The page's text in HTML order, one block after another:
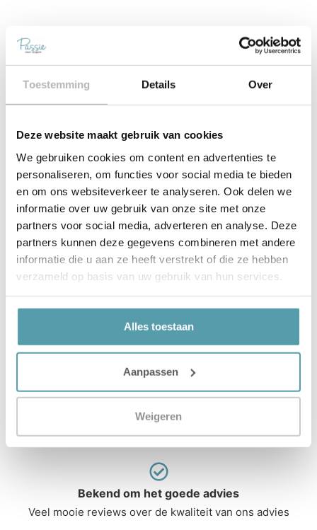
Toestemming Details Over
Deze website maakt gebruik van cookies
We gebruiken cookies om content en advertenties te
personaliseren, om functies voor social media te bieden
en om ons websiteverkeer te analyseren. Ook delen we
informatie over uw gebruik van onze site met onze
partners voor social media, adverteren en analyse. Deze
partners kunnen deze gegevens combineren met andere
informatie die u aan ze heeft verstrekt of die ze hebben
verzameld op basis van uw gebruik van hun services.
Alles toestaan
Aanpassen
Weigeren
Waarom Passie voor
Slapen?
Gecertificeerde slaapexperts
Persoonlijk advies in uw eigen winkel
Snelle bezorging & montage
Wij zorgen voor volledige installatie
3 vestigingen in Nederland
Alphen a/d Rijn, Vlaardingen & IJmuiden
Bekend om het goede advies
Veel mooie reviews over de kwaliteit van ons advies